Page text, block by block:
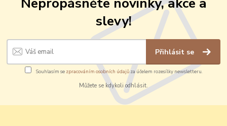
slevy!
Přihlásit se
Souhlasím se zpracováním osobních údajůza účelem rozesílky newsletteru.
Můžete se kdykoli odhlásit.